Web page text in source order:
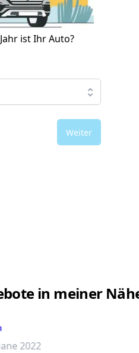
ist Ihr Auto?
Weiter
in meiner
2022